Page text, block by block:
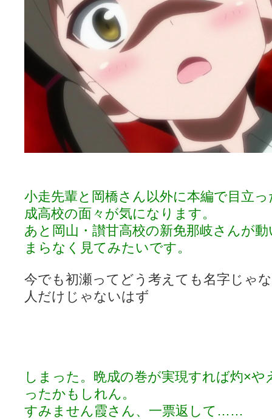
小走先輩と岡橋さん以外に本編で目立
成高校の面々が気になります。
あと岡山・讃甘高校の新免那岐さんが
まらなく見てみたいです。
今でも初瀬ってどう考えても名字じゃ
人だけじゃないはず
しまった。晩成の巻が実現すれば灼×や
ったかもしれん。
すみません霞さん、一票返して……